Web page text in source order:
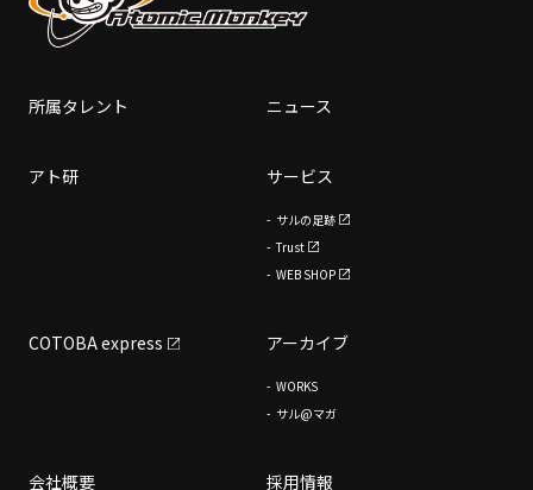
所属タレント ニュース
アト研 サービス
サルの足跡
Trust
WEB SHOP
COTOBA express アーカイブ
WORKS
サル@マガ
会社概要 採用情報